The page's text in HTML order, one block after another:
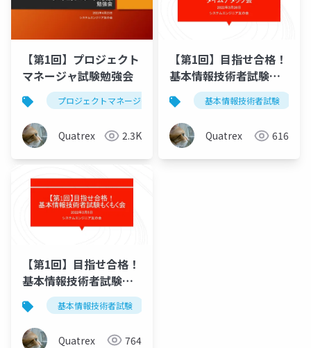
【第1回】プロジェクト
マネージャ試験勉強会
プロジェクトマネージャ 情報処理技術者試験
Quatrex 2.3K
【第1回】目指せ合格！
基本情報技術者試験タ
イムアタック会
基本情報技術者試験
Quatrex 616
【第1回】目指せ合格！
基本情報技術者試験も
くもく会基本情報技術者試験
Quatrex 764